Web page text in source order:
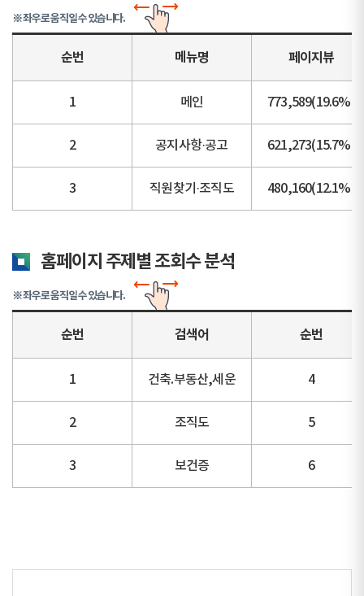
※ 좌우로 움직일 수 있습니다.
순번 메뉴명 페이지뷰
1 메인 773,589(19.6%)
2 공지사항·공고 621,273(15.7%)
3 직원찾기·조직도 480,160(12.1%)
홈페이지 주제별 조회수 분석
※ 좌우로 움직일 수 있습니다.
순번 검색어 순번
1 건축.부동산,세운 4
2 조직도 5
3 보건증 6